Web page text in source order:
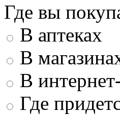
Где вы
В аптеках
В
В
Где